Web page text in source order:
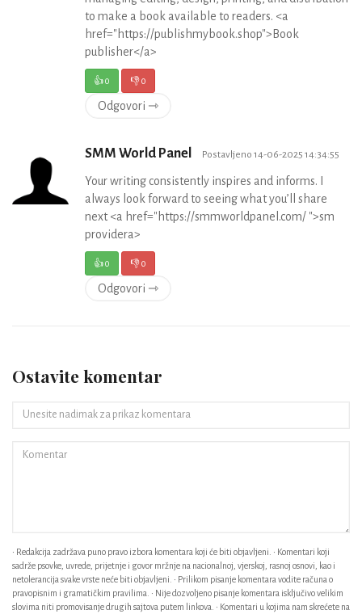
to make a book available to readers. <a
href="https://publishmybook.shop">Book
publisher</a>
👍0 👎0
Odgovori ⇾
SMM World Panel Postavljeno 14-06-2025 14:34:55
Your writing consistently inspires and informs. I
always look forward to seeing what you’ll share
next <a href="https://smmworldpanel.com/ ">sm
providera>
👍0 👎0
Odgovori ⇾
Ostavite komentar
• Redakcija zadržava puno pravo izbora komentara koji će biti objavljeni. • Komentari koji
sadrže psovke, uvrede, prijetnje i govor mržnje na nacionalnoj, vjerskoj, rasnoj osnovi, kao i
netolerancija svake vrste neće biti objavljeni. • Prilikom pisanje komentara vodite računa o
pravopisnim i gramatičkim pravilima. • Nije dozvoljeno pisanje komentara isključivo velikim
slovima niti promovisanje drugih sajtova putem linkova. • Komentari u kojima nam skrećete na